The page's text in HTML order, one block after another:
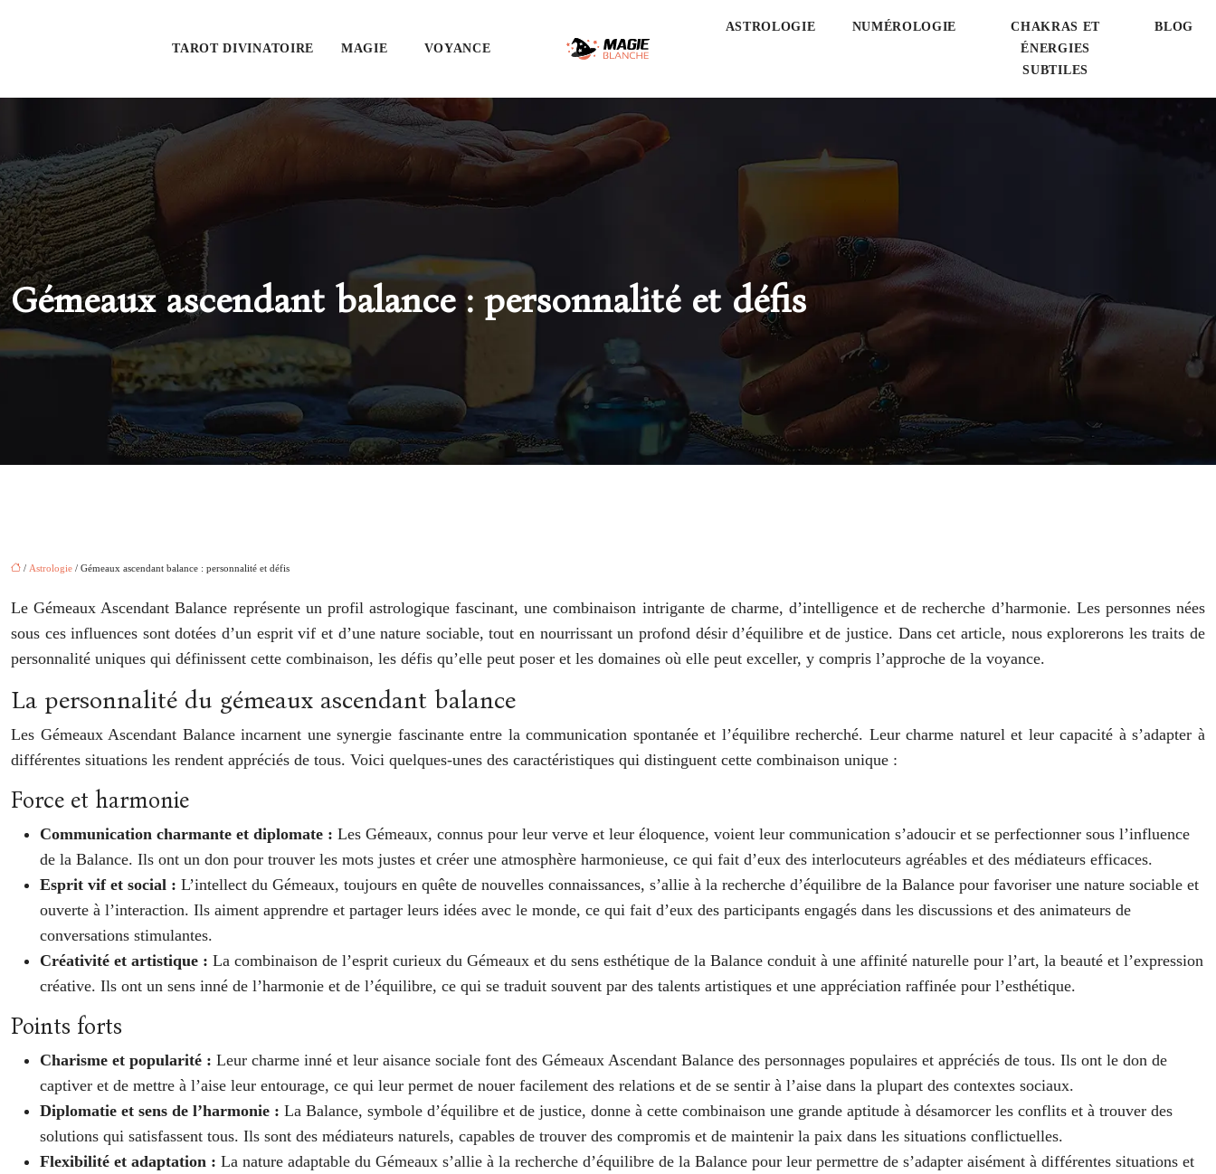
VOYANCE
MAGIE
TAROT DIVINATOIRE
ASTROLOGIE NUMÉROLOGIE
CHAKRAS ET
ÉNERGIES
SUBTILES
BLOG
Gémeaux ascendant balance : personnalité et défis
/ Astrologie / Gémeaux ascendant balance : personnalité et défis
Le Gémeaux Ascendant Balance représente un profil astrologique fascinant, une combinaison intrigante de charme, d’intelligence et de recherche d’harmonie. Les personnes nées
sous ces influences sont dotées d’un esprit vif et d’une nature sociable, tout en nourrissant un profond désir d’équilibre et de justice. Dans cet article, nous explorerons les traits de
personnalité uniques qui définissent cette combinaison, les défis qu’elle peut poser et les domaines où elle peut exceller, y compris l’approche de la voyance.
La personnalité du gémeaux ascendant balance
Les Gémeaux Ascendant Balance incarnent une synergie fascinante entre la communication spontanée et l’équilibre recherché. Leur charme naturel et leur capacité à s’adapter à
différentes situations les rendent appréciés de tous. Voici quelques-unes des caractéristiques qui distinguent cette combinaison unique :
Force et harmonie
Communication charmante et diplomate : Les Gémeaux, connus pour leur verve et leur éloquence, voient leur communication s’adoucir et se perfectionner sous l’influence
de la Balance. Ils ont un don pour trouver les mots justes et créer une atmosphère harmonieuse, ce qui fait d’eux des interlocuteurs agréables et des médiateurs efficaces.
Esprit vif et social : L’intellect du Gémeaux, toujours en quête de nouvelles connaissances, s’allie à la recherche d’équilibre de la Balance pour favoriser une nature sociable et
ouverte à l’interaction. Ils aiment apprendre et partager leurs idées avec le monde, ce qui fait d’eux des participants engagés dans les discussions et des animateurs de
conversations stimulantes.
Créativité et artistique : La combinaison de l’esprit curieux du Gémeaux et du sens esthétique de la Balance conduit à une affinité naturelle pour l’art, la beauté et l’expression
créative. Ils ont un sens inné de l’harmonie et de l’équilibre, ce qui se traduit souvent par des talents artistiques et une appréciation raffinée pour l’esthétique.
Points forts
Charisme et popularité : Leur charme inné et leur aisance sociale font des Gémeaux Ascendant Balance des personnages populaires et appréciés de tous. Ils ont le don de
captiver et de mettre à l’aise leur entourage, ce qui leur permet de nouer facilement des relations et de se sentir à l’aise dans la plupart des contextes sociaux.
Diplomatie et sens de l’harmonie : La Balance, symbole d’équilibre et de justice, donne à cette combinaison une grande aptitude à désamorcer les conflits et à trouver des
solutions qui satisfassent tous. Ils sont des médiateurs naturels, capables de trouver des compromis et de maintenir la paix dans les situations conflictuelles.
Flexibilité et adaptation : La nature adaptable du Gémeaux s’allie à la recherche d’équilibre de la Balance pour leur permettre de s’adapter aisément à différentes situations et